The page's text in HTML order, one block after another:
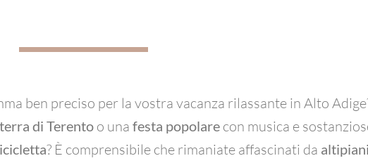
ben preciso per la vostra vacanza rilassante in Alto
di Terento o unafesta popolare con musica e
? È comprensibile che rimaniate affascinati da altipiani